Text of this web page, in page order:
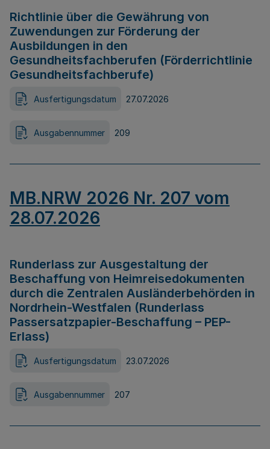
Richtlinie über die Gewährung von
Zuwendungen zur Förderung der
Ausbildungen in den
Gesundheitsfachberufen (Förderrichtlinie
Gesundheitsfachberufe)
Ausfertigungsdatum 27.07.2026
Ausgabennummer 209
MB.NRW 2026 Nr. 207 vom
28.07.2026
Runderlass zur Ausgestaltung der
Beschaffung von Heimreisedokumenten
durch die Zentralen Ausländerbehörden in
Nordrhein-Westfalen (Runderlass
Passersatzpapier-Beschaffung – PEP-
Erlass)
Ausfertigungsdatum 23.07.2026
Ausgabennummer 207